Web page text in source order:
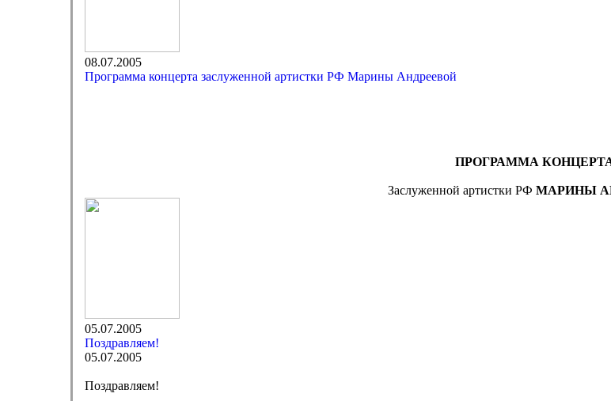
08.07.2005
Программа концерта заслуженной артистки РФ Марины Андреевой
ПРОГРАММА
Заслуженной артистки РФ МАРИНЫ
05.07.2005
Поздравляем!
05.07.2005
Поздравляем!